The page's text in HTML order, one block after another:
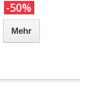
-50%
Mehr